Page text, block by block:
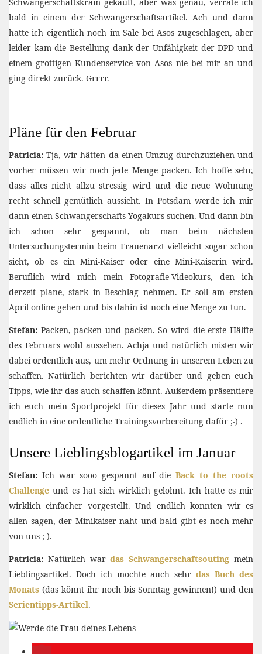
bald in einem der Schwangerschaftsartikel. Ach und dann
hatte ich eigentlich noch im Sale bei Asos zugeschlagen, aber
leider kam die Bestellung dank der Unfähigkeit der DPD und
einem grottigen Kundenservice von Asos nie bei mir an und
ging direkt zurück. Grrrr.
Pläne für den Februar
Patricia: Tja, wir hätten da einen Umzug durchzuziehen und
vorher müssen wir noch jede Menge packen. Ich hoffe sehr,
dass alles nicht allzu stressig wird und die neue Wohnung
recht schnell gemütlich aussieht. In Potsdam werde ich mir
dann einen Schwangerschafts-Yogakurs suchen. Und dann bin
ich schon sehr gespannt, ob man beim nächsten
Untersuchungstermin beim Frauenarzt vielleicht sogar schon
sieht, ob es ein Mini-Kaiser oder eine Mini-Kaiserin wird.
Beruflich wird mich mein Fotografie-Videokurs, den ich
derzeit plane, stark in Beschlag nehmen. Er soll am ersten
April online gehen und bis dahin ist noch eine Menge zu tun.
Stefan: Packen, packen und packen. So wird die erste Hälfte
des Februars wohl aussehen. Achja und natürlich misten wir
dabei ordentlich aus, um mehr Ordnung in unserem Leben zu
schaffen. Natürlich berichten wir darüber und geben euch
Tipps, wie ihr das auch schaffen könnt. Außerdem präsentiere
ich euch mein Sportprojekt für dieses Jahr und starte nun
endlich in eine ordentliche Trainingsvorbereitung dafür ;-) .
Unsere Lieblingsblogartikel im Januar
Stefan: Ich war sooo gespannt auf dieBack to the roots
Challenge und es hat sich wirklich gelohnt. Ich hatte es mir
wirklich einfacher vorgestellt. Und endlich konnten wir es
allen sagen, der Minikaiser naht und bald gibt es noch mehr
von uns ;-).
Patricia: Natürlich wardas Schwangerschaftsouting mein
Lieblingsartikel. Doch ich mochte auch sehr das Buch des
Monats (das könnt ihr noch bis Sonntag gewinnen!) und den
Serientipps-Artikel.